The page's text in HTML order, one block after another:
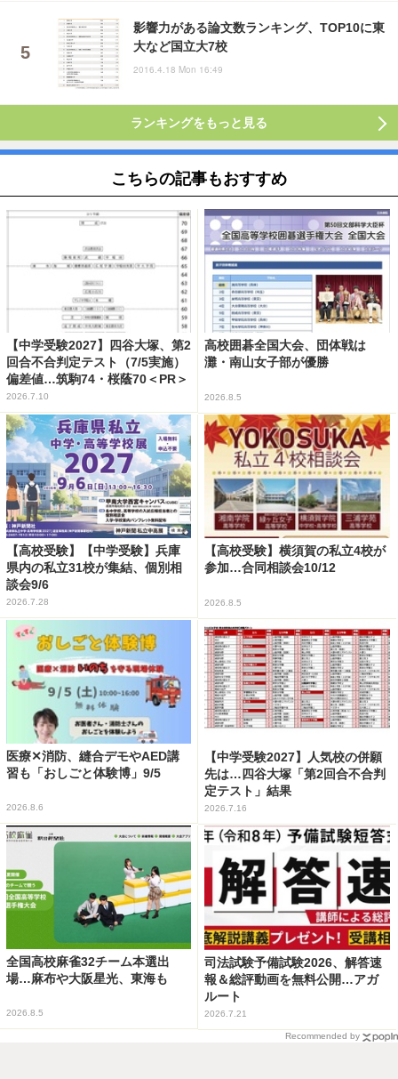
影響力がある論文数ランキング、TOP10に東
大など国立大7校
2016.4.18 Mon 16:49
ランキングをもっと見る
こちらの記事もおすすめ
【中学受験2027】四谷大塚、第2
回合不合判定テスト（7/5実施）
偏差値…筑駒74・桜蔭70＜PR＞
2026.7.10
高校囲碁全国大会、団体戦は
灘・南山女子部が優勝
2026.8.5
【高校受験】【中学受験】兵庫
県内の私立31校が集結、個別相
談会9/6
2026.7.28
【高校受験】横須賀の私立4校が
参加…合同相談会10/12
2026.8.5
医療✕消防、縫合デモやAED講
習も「おしごと体験博」9/5
2026.8.6
【中学受験2027】人気校の併願
先は…四谷大塚「第2回合不合判
定テスト」結果
2026.7.16
全国高校麻雀32チーム本選出
場…麻布や大阪星光、東海も
2026.8.5
司法試験予備試験2026、解答速
報＆総評動画を無料公開…アガ
ルート
2026.7.21
Recommended by